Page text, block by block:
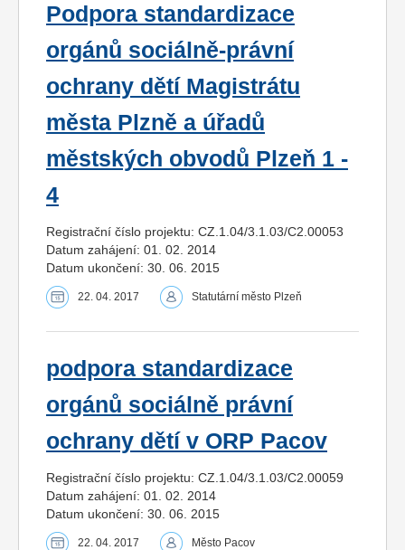
Podpora standardizace
orgánů sociálně-právní
ochrany dětí Magistrátu
města Plzně a úřadů
městských obvodů Plzeň 1 -
4
Registrační číslo projektu: CZ.1.04/3.1.03/C2.00053
Datum zahájení: 01. 02. 2014
Datum ukončení: 30. 06. 2015
22. 04. 2017 Statutární město Plzeň
podpora standardizace
orgánů sociálně právní
ochrany dětí v ORP Pacov
Registrační číslo projektu: CZ.1.04/3.1.03/C2.00059
Datum zahájení: 01. 02. 2014
Datum ukončení: 30. 06. 2015
22. 04. 2017 Město Pacov